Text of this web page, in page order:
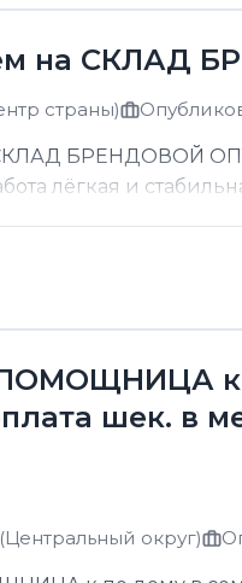
на СКЛАД
страны)
БРЕНДОВОЙ
лёгкая и
к
шек. в
округ)